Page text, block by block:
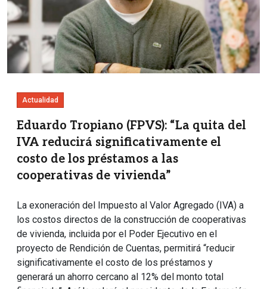
Actualidad
Eduardo Tropiano (FPVS): “La quita del
IVA reducirá significativamente el
costo de los préstamos a las
cooperativas de vivienda”
La exoneración del Impuesto al Valor Agregado (IVA) a
los costos directos de la construcción de cooperativas
de vivienda, incluida por el Poder Ejecutivo en el
proyecto de Rendición de Cuentas, permitirá “reducir
significativamente el costo de los préstamos y
generará un ahorro cercano al 12% del monto total